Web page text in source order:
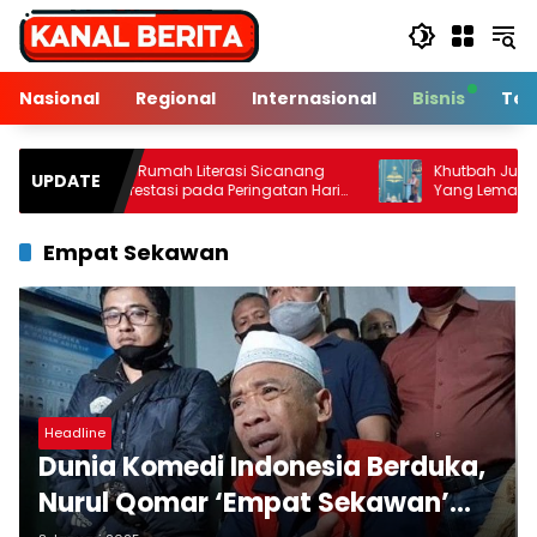
Langsung
konten
Nasional
Regional Internasional Bisnis
UPDATE
Rumah Literasi Sicanang
Prestasi pada Peringatan Hari
di Kecamatan Medan
Khutbah Jumat: Kenali 10
Yang Lemah
Empat Sekawan
Headline
Dunia Komedi Indonesia Berduka,
Nurul Qomar ‘Empat Sekawan’